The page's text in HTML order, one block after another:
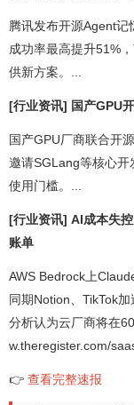
腾讯发布开源Agent
成功率最高提升51%
供新方案。...
[行业资讯] 国产GPU
国产GPU厂商联合开
邀请SGLang等核心开
使用门槛。...
[行业资讯] AI成本失
账单
AWS Bedrock上
同期Notion、TikTok
分析认为云厂商将在
w.theregister.com/
👉 查看完整速报